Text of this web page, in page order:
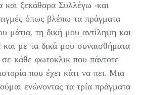
και ξεκάθαρα Συλλέγω -και
όπως βλέπω τα πράγματα
μάτια, τη δική μου αντίληψη και
και με τα δικά μου συναισθήματα
σε κάθε φωτοκλικ που πάντοτε
που έχει κάτι να πει. Μια
ενώνοντας τα τρία πράγματα